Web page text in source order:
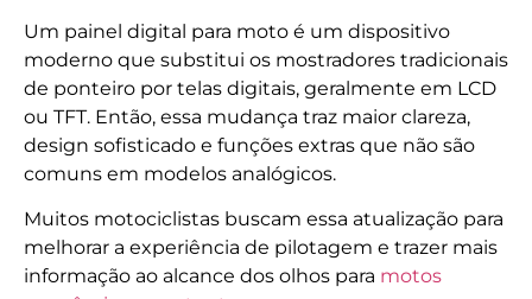
Um painel digital para moto é um dispositivo
moderno que substitui os mostradores tradicionais
de ponteiro por telas digitais, geralmente em LCD
ou TFT. Então, essa mudança traz maior clareza,
design sofisticado e funções extras que não são
comuns em modelos analógicos.
Muitos motociclistas buscam essa atualização para
melhorar a experiência de pilotagem e trazer mais
informação ao alcance dos olhos para motos